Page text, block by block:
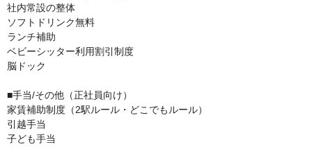
社内常設の整体
ソフトドリンク無料
ランチ補助
ベビーシッター利用割引制度
脳ドック
■手当/その他（正社員向け）
家賃補助制度（2駅ルール・どこでもルール）
引越手当
子ども手当